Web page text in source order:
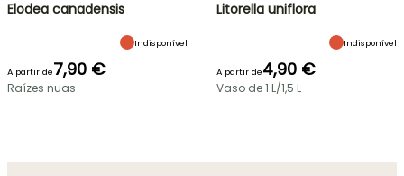
Elodea canadensis
Indisponível
A partir de7,90 €
Raízes nuas
Litorella uniflora
Indisponível
A partir de4,90 €
Vaso de 1 L/1,5 L